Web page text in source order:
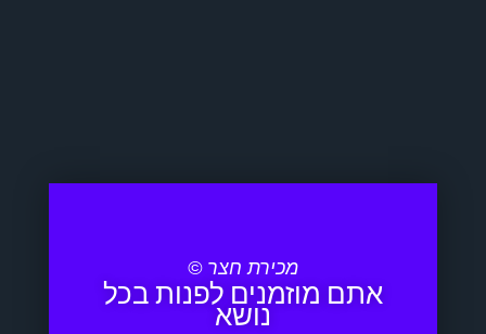
מכירת חצר ©
אתם מוזמנים לפנות בכל
נושא